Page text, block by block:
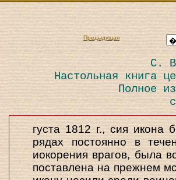
Предыдущая
С.
Настольная книга
Полное
густа 1812 г., сия икона
рядах постоянно в
иокорения врагов, была
поставлена на прежнем